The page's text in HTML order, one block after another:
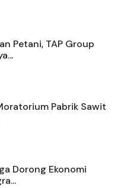
Petani, TAP Group
Pabrik Sawit
Dorong Ekonomi